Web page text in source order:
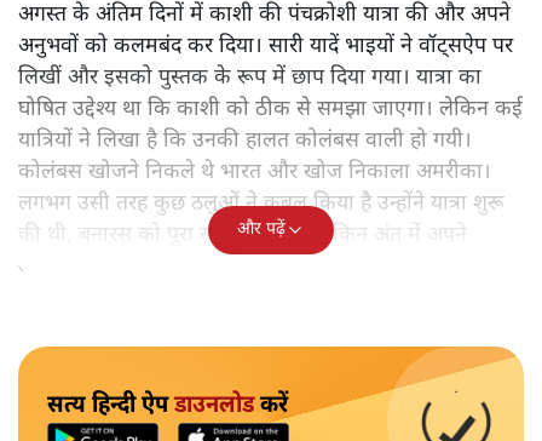
अगस्त के अंतिम दिनों में काशी की पंचक्रोशी यात्रा की और अपने
अनुभवों को कलमबंद कर दिया। सारी यादें भाइयों ने वॉट्सऐप पर
लिखीं और इसको पुस्तक के रूप में छाप दिया गया। यात्रा का
घोषित उद्देश्य था कि काशी को ठीक से समझा जाएगा। लेकिन कई
यात्रियों ने लिखा है कि उनकी हालत कोलंबस वाली हो गयी।
कोलंबस खोजने निकले थे भारत और खोज निकाला अमरीका।
लगभग उसी तरह कुछ ठलुओं ने कुबूल किया है उन्होंने यात्रा शुरू
की थी, बनारस को पूरा खोजने के लिए लेकिन अंत में अपने
आपको ही समझकर संतुष्ट हो गए।
और पढ़ें
सत्य हिन्दी ऐपडाउनलोडकरें